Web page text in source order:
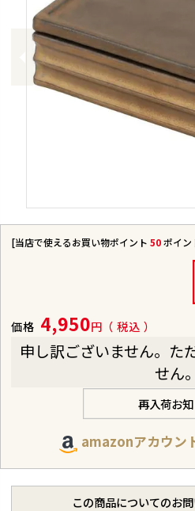
Previous
[当店で使えるお買い物ポイント 50ポイン
価格 4,950 税込
申し訳ございません。た
せん。
再入荷お
amazonアカウン
この商品についてのお